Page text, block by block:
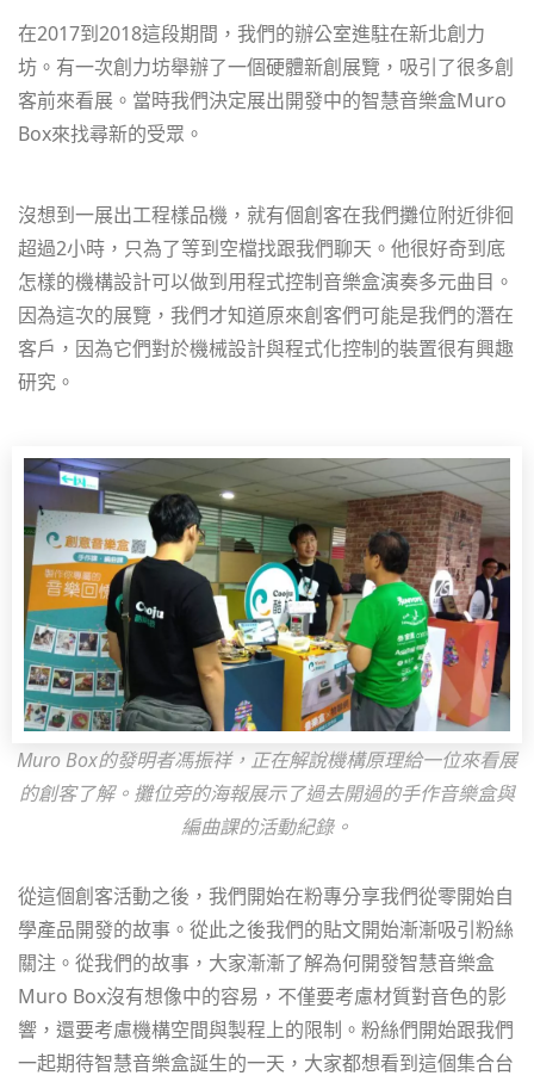
在2017到2018這段期間，我們的辦公室進駐在新北創力
坊。有一次創力坊舉辦了一個硬體新創展覽，吸引了很多創
客前來看展。當時我們決定展出開發中的智慧音樂盒Muro
Box來找尋新的受眾。
Muro Box的發明者馮振祥，正在解說機構原理給一位來看展
的創客了解。攤位旁的海報展示了過去開過的手作音樂盒與
編曲課的活動紀錄。
沒想到一展出工程樣品機，就有個創客在我們攤位附近徘徊
超過2小時，只為了等到空檔找跟我們聊天。他很好奇到底
怎樣的機構設計可以做到用程式控制音樂盒演奏多元曲目。
因為這次的展覽，我們才知道原來創客們可能是我們的潛在
客戶，因為它們對於機械設計與程式化控制的裝置很有興趣
研究。
從這個創客活動之後，我們開始在粉專分享我們從零開始自
學產品開發的故事。從此之後我們的貼文開始漸漸吸引粉絲
關注。從我們的故事，大家漸漸了解為何開發智慧音樂盒
Muro Box沒有想像中的容易，不僅要考慮材質對音色的影
響，還要考慮機構空間與製程上的限制。粉絲們開始跟我們
一起期待智慧音樂盒誕生的一天，大家都想看到這個集合台